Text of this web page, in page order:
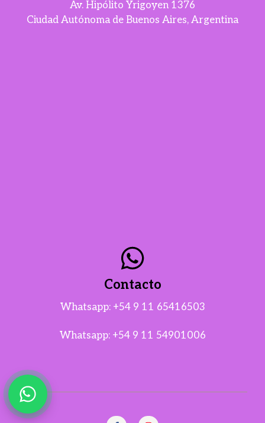
Av. Hipólito Yrigoyen 1376
Ciudad Autónoma de Buenos Aires, Argentina
Contacto
Whatsapp: +54 9 11 65416503
Whatsapp: +54 9 11 54901006